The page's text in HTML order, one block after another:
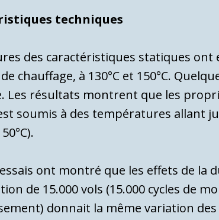
techniques
des caractéristiques statiques ont
chauffage, à 130°C et 150°C.
Les résul­tats montrent que les
soumis à des températures allant
essais ont montré que les ef­fets de
de 15.000 vols (15.000 cycles de
donnait la même variation